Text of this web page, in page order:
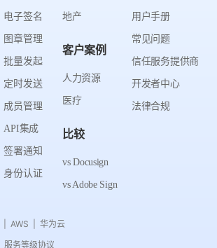
电子签名
图章管理
批量发起
定时发送
成员管理
API集成
签署通知
身份认证
地产
客户案例
人力资源
医疗
比较
vs Docusign
vs Adobe Sign
用户手册
常见问题
信任服务提供商
开发者中心
法律合规
AWS
华为云
服务等级协议